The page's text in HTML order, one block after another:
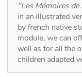
With the family
Daily life and hobbies
At school
"Les Mémoires
in an illustrated
by french native
module, we can
well as for all the
children adapted